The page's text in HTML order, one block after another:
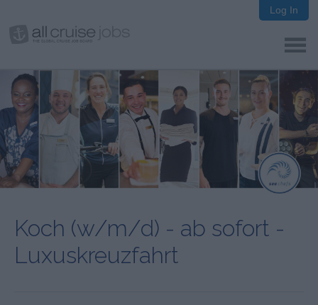
Log In
Koch (w/m/d) - ab sofort -
Luxuskreuzfahrt